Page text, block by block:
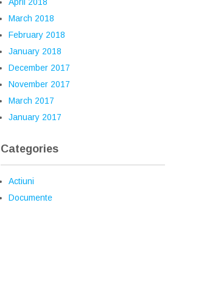
March 2018
February 2018
January 2018
December 2017
November 2017
March 2017
January 2017
Categories
Actiuni
Documente